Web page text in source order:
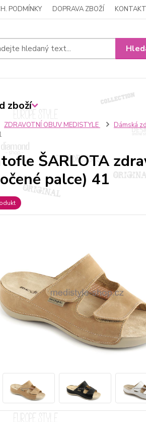
PODMÍNKY DOPRAVA ZBOŽÍ
ZDRAVOTNÍ OBUV MEDISTYLE Dámská
ŠARLOTA
palce) 41
zboží